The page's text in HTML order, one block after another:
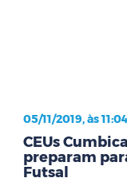
05/11/2019, às 11:04
CEUs
preparam
Futsal